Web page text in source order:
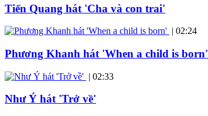
Tiến Quang hát 'Cha và con trai'
| 02:24
Phương Khanh hát 'When a child is born'
| 02:33
Như Ý hát 'Trở về'